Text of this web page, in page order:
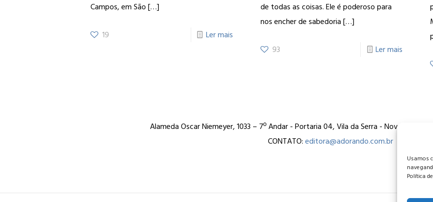
Usamos
Política
Campos, em São[…]
19 Ler mais
de todas as coisas. Ele é poderoso para
nos encher de sabedoria[…]
93 Ler mais
Alameda Oscar Niemeyer, 1033 – 7º Andar - Portaria 04, Vila da Serra - Nova Lima/
CONTATO:editora@adorando.com.br